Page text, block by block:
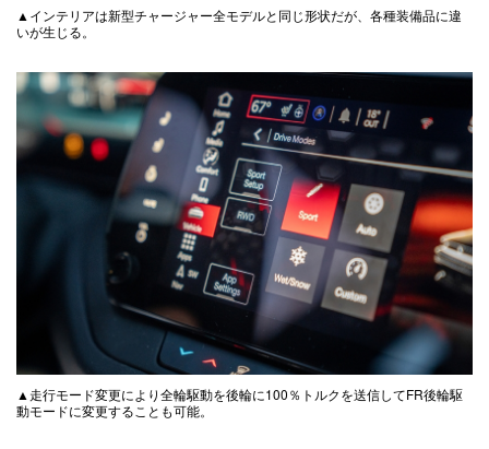
▲インテリアは新型チャージャー全モデルと同じ形状だが、各種装備品に違
いが生じる。
▲走行モード変更により全輪駆動を後輪に100％トルクを送信してFR後輪駆
動モードに変更することも可能。